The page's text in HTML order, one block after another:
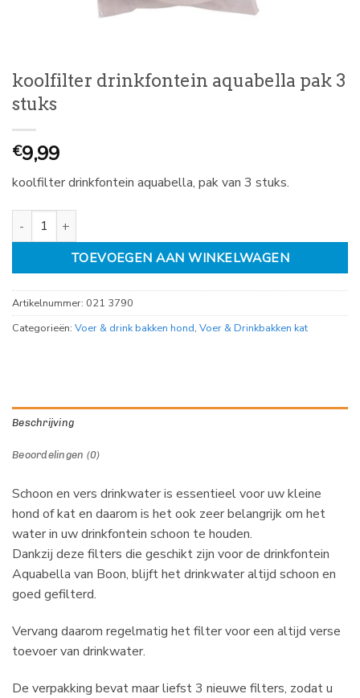
koolfilter drinkfontein aquabella pak 3
stuks
€9,99
koolfilter drinkfontein aquabella, pak van 3 stuks.
koolfilter drinkfontein aquabella pak 3 stuks aantal
TOEVOEGEN AAN WINKELWAGEN
Artikelnummer: 021 3790
Categorieën: Voer & drink bakken hond, Voer & Drinkbakken kat
Beschrijving
Beoordelingen (0)
Schoon en vers drinkwater is essentieel voor uw kleine
hond of kat en daarom is het ook zeer belangrijk om het
water in uw drinkfontein schoon te houden.
Dankzij deze filters die geschikt zijn voor de drinkfontein
Aquabella van Boon, blijft het drinkwater altijd schoon en
goed gefilterd.
Vervang daarom regelmatig het filter voor een altijd verse
toevoer van drinkwater.
De verpakking bevat maar liefst 3 nieuwe filters, zodat u